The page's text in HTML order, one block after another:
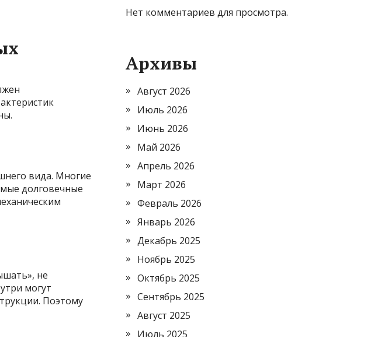
вида. Многие
долговечные
не
могут
Поэтому
Нет комментариев для просмотра.
Архивы
Август 2026
Июль 2026
Июнь 2026
Май 2026
Апрель 2026
Март 2026
Февраль 2026
Январь 2026
Декабрь 2025
Ноябрь 2025
Октябрь 2025
Сентябрь 2025
Август 2025
Июль 2025